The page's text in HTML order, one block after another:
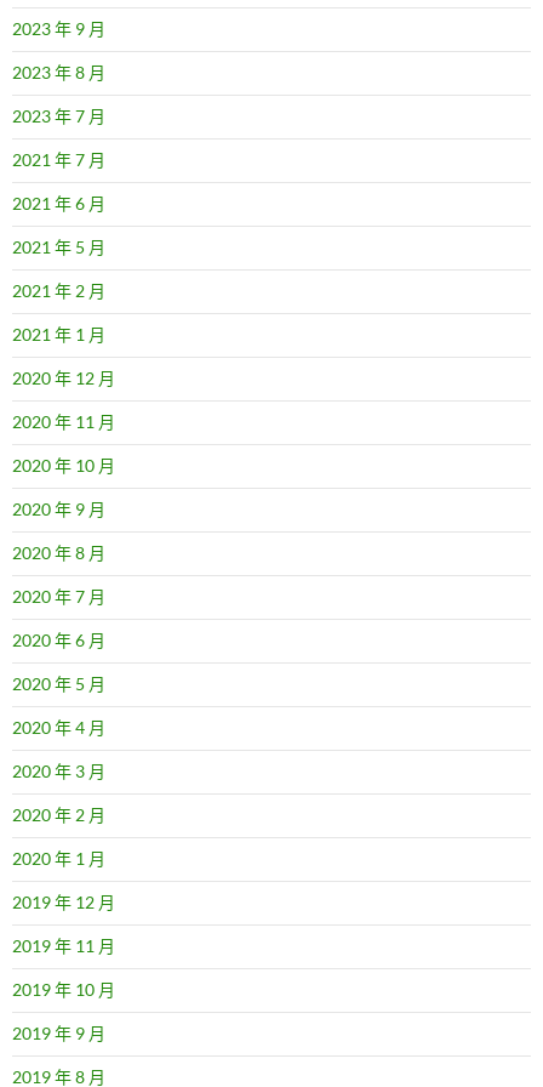
2023 年 9 月
2023 年 8 月
2023 年 7 月
2021 年 7 月
2021 年 6 月
2021 年 5 月
2021 年 2 月
2021 年 1 月
2020 年 12 月
2020 年 11 月
2020 年 10 月
2020 年 9 月
2020 年 8 月
2020 年 7 月
2020 年 6 月
2020 年 5 月
2020 年 4 月
2020 年 3 月
2020 年 2 月
2020 年 1 月
2019 年 12 月
2019 年 11 月
2019 年 10 月
2019 年 9 月
2019 年 8 月